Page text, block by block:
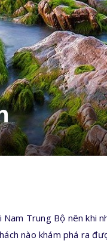
Trung Bộ nên khi
nào khám phá ra